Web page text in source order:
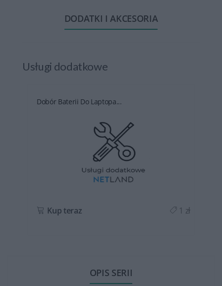
DODATKI I AKCESORIA
Usługi dodatkowe
Dobór Baterii Do Laptopa...
Kup teraz 1 zł
OPIS SERII